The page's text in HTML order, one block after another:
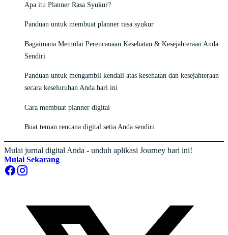
Apa itu Planner Rasa Syukur?
Panduan untuk membuat planner rasa syukur
Bagaimana Memulai Perencanaan Kesehatan & Kesejahteraan Anda
Sendiri
Panduan untuk mengambil kendali atas kesehatan dan kesejahteraan
secara keseluruhan Anda hari ini
Cara membuat planner digital
Buat teman rencana digital setia Anda sendiri
Mulai jurnal digital Anda - unduh aplikasi Journey hari ini!
Mulai Sekarang